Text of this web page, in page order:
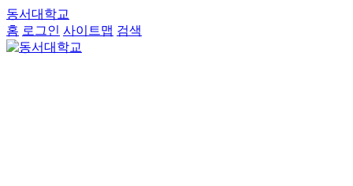
동서대학교
홈 로그인 사이트맵 검색